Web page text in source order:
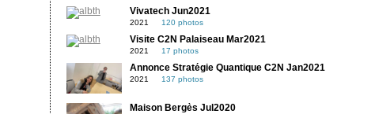
Vivatech Jun2021
2021 120 photos
Visite C2N Palaiseau Mar2021
2021 17 photos
Annonce Stratégie Quantique C2N Jan2021
2021 137 photos
Maison Bergès Jul2020